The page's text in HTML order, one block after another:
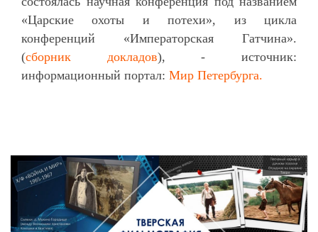
«Царские охоты и потехи», из цикла
конференций «Императорская Гатчина».
(сборник докладов), - источник:
информационный портал: Мир Петербурга.